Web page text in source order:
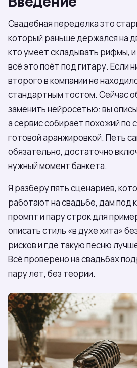
Свадебная переделка это
который раньше держался на
кто умеет складывать рифмы,
всё это поёт под гитару. Если
второго в компании не
стандартным тостом. Сейчас
заменить нейросетью: вы
а сервис собирает похожий по
готовой аранжировкой. Петь
обязательно, достаточно
нужный момент банкета.
Я разберу пять сценариев,
работают на свадьбе, дам под
промпт и пару строк для
описать стиль «в духе хита»
рисков и где такую песню
Всё проверено на свадьбах
пару лет, без теории.